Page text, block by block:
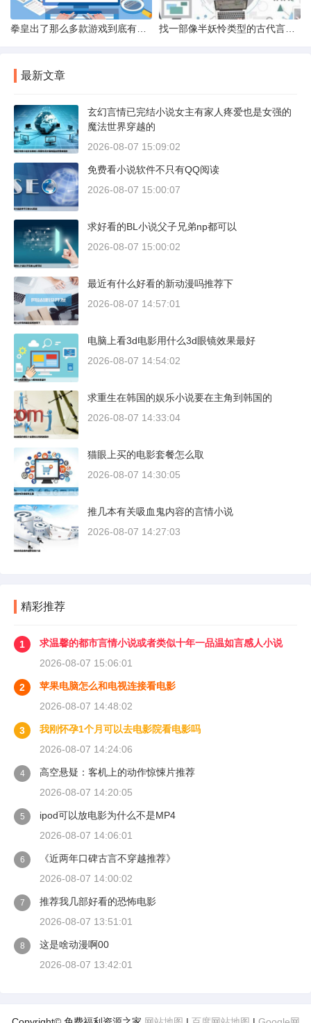
最新文章
玄幻言情已完结小说女主有家人疼爱也是女强的
魔法世界穿越的
2026-08-07 15:09:02
免费看小说软件不只有QQ阅读
2026-08-07 15:00:07
求好看的BL小说父子兄弟np都可以
2026-08-07 15:00:02
最近有什么好看的新动漫吗推荐下
2026-08-07 14:57:01
电脑上看3d电影用什么3d眼镜效果最好
2026-08-07 14:54:02
求重生在韩国的娱乐小说要在主角到韩国的
2026-08-07 14:33:04
猫眼上买的电影套餐怎么取
2026-08-07 14:30:05
推几本有关吸血鬼内容的言情小说
2026-08-07 14:27:03
精彩推荐
1
求温馨的都市言情小说或者类似十年一品温如言感人小说
2026-08-07 15:06:01
2
苹果电脑怎么和电视连接看电影
2026-08-07 14:48:02
3
我刚怀孕1个月可以去电影院看电影吗
2026-08-07 14:24:06
4
高空悬疑：客机上的动作惊悚片推荐
2026-08-07 14:20:05
5
ipod可以放电影为什么不是MP4
2026-08-07 14:06:01
6
《近两年口碑古言不穿越推荐》
2026-08-07 14:00:02
7
推荐我几部好看的恐怖电影
2026-08-07 13:51:01
8
这是啥动漫啊00
2026-08-07 13:42:01